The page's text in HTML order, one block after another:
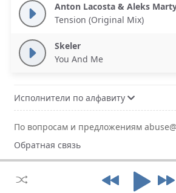
Anton Lacosta & Aleks
Tension (Original Mix)
Skeler
You And Me
Исполнители по алфавиту
По вопросам и предложениям
Обратная связь